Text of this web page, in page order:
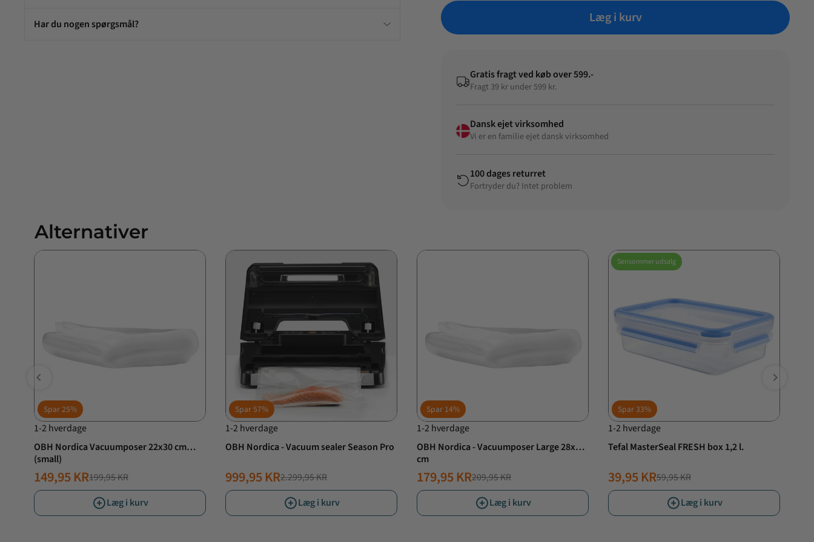
Har du nogen spørgsmål? Læg i kurv
Gratis fragt ved køb over 599.-
Fragt 39 kr under 599 kr.
Dansk ejet virksomhed
Vi er en familie ejet dansk virksomhed
100 dages returret
Fortryder du? Intet problem
Alternativer
Spar25%
1-2 hverdage
OBH Nordica Vacuumposer 22x30 cm
(small)
NORMALPRIS
199,95 KR
TILBUDSPRIS
149,95 KR
Læg i kurv
Spar57%
1-2 hverdage
OBH Nordica - Vacuum sealer Season Pro
NORMALPRIS2.299,95 KR
TILBUDSPRIS
999,95 KR
Læg i kurv
Spar 14%
1-2 hverdage
OBH Nordica - Vacuumposer Large 28x40
cm
NORMALPRIS
209,95 KR
TILBUDSPRIS
179,95 KR
Læg i kurv
Sensommer udsalg
Spar33%
1-2 hverdage
Tefal MasterSeal FRESH box 1,2 l.
NORMALPRIS
59,95 KR
TILBUDSPRIS
39,95 KR
Læg i kurv